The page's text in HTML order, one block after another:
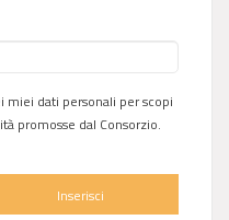
dati personali per scopi
promosse dal Consorzio.
Inserisci